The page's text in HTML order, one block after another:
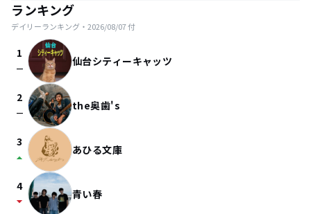
ランキング
デイリーランキング・ 2026/08/07付
1
check_indeterminate_small 仙台シティーキャッツ
2
check_indeterminate_small the奥歯's
3
arrow_drop_up あひる文庫
4
arrow_drop_down 青い春